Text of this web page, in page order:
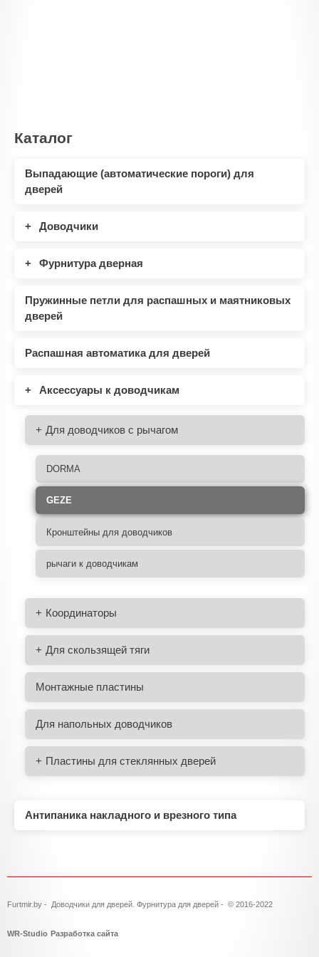
Каталог
Выпадающие (автоматические пороги) для
дверей
Доводчики
Фурнитура дверная
Пружинные петли для распашных и маятниковых
дверей
Распашная автоматика для дверей
Аксессуары к доводчикам
Для доводчиков с рычагом
DORMA
GEZE
Кронштейны для доводчиков
рычаги к доводчикам
Координаторы
Для скользящей тяги
Монтажные пластины
Для напольных доводчиков
Пластины для стеклянных дверей
Антипаника накладного и врезного типа
Furtmir.by - Доводчики для дверей. Фурнитура для дверей - © 2016-2022
WR-Studio Разработка сайта